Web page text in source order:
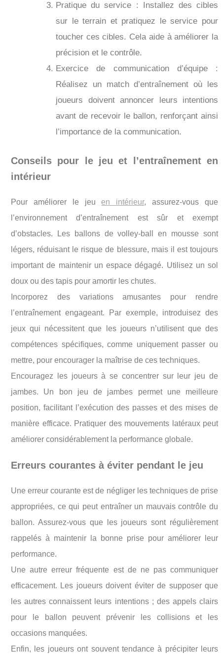
Pratique du service : Installez des cibles
sur le terrain et pratiquez le service pour
toucher ces cibles. Cela aide à améliorer la
précision et le contrôle.
Exercice de communication d’équipe :
Réalisez un match d’entraînement où les
joueurs doivent annoncer leurs intentions
avant de recevoir le ballon, renforçant ainsi
l’importance de la communication.
Conseils pour le jeu et l’entraînement en
intérieur
Pour améliorer le jeuen intérieur, assurez-vous que
l’environnement d’entraînement est sûr et exempt
d’obstacles. Les ballons de volley-ball en mousse sont
légers, réduisant le risque de blessure, mais il est toujours
important de maintenir un espace dégagé. Utilisez un sol
doux ou des tapis pour amortir les chutes.
Incorporez des variations amusantes pour rendre
l’entraînement engageant. Par exemple, introduisez des
jeux qui nécessitent que les joueurs n’utilisent que des
compétences spécifiques, comme uniquement passer ou
mettre, pour encourager la maîtrise de ces techniques.
Encouragez les joueurs à se concentrer sur leur jeu de
jambes. Un bon jeu de jambes permet une meilleure
position, facilitant l’exécution des passes et des mises de
manière efficace. Pratiquer des mouvements latéraux peut
améliorer considérablement la performance globale.
Erreurs courantes à éviter pendant le jeu
Une erreur courante est de négliger les techniques de prise
appropriées, ce qui peut entraîner un mauvais contrôle du
ballon. Assurez-vous que les joueurs sont régulièrement
rappelés à maintenir la bonne prise pour améliorer leur
performance.
Une autre erreur fréquente est de ne pas communiquer
efficacement. Les joueurs doivent éviter de supposer que
les autres connaissent leurs intentions ; des appels clairs
pour le ballon peuvent prévenir les collisions et les
occasions manquées.
Enfin, les joueurs ont souvent tendance à précipiter leurs